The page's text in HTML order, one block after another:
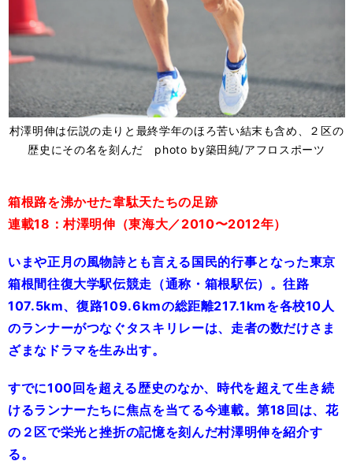
村澤明伸は伝説の走りと最終学年のほろ苦い結末も含め、２区の
歴史にその名を刻んだ photo by築田純/アフロスポーツ
箱根路を沸かせた韋駄天たちの足跡
連載18：村澤明伸（東海大／2010〜2012年）
いまや正月の風物詩とも言える国民的行事となった東京
箱根間往復大学駅伝競走（通称・箱根駅伝）。往路
107.5km、復路109.6kmの総距離217.1kmを各校10人
のランナーがつなぐタスキリレーは、走者の数だけさま
ざまなドラマを生み出す。
すでに100回を超える歴史のなか、時代を超えて生き続
けるランナーたちに焦点を当てる今連載。第18回は、花
の２区で栄光と挫折の記憶を刻んだ村澤明伸を紹介す
る。